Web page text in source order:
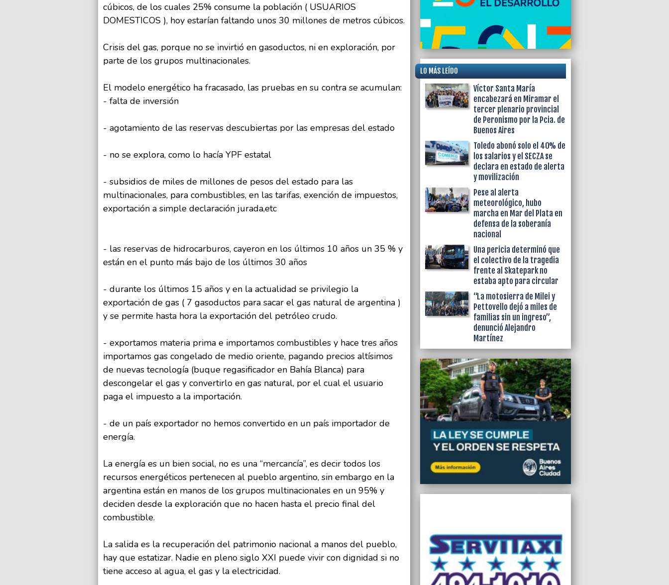
cúbicos, de los cuales 25% consume la población ( USUARIOS
DOMESTICOS ), hoy estarían faltando unos 30 millones de metros cúbicos.
Crisis del gas, porque no se invirtió en gasoductos, ni en exploración, por
parte de los grupos multinacionales.
El modelo energético ha fracasado, las pruebas en su contra se acumulan:
- falta de inversión
- agotamiento de las reservas descubiertas por las empresas del estado
- no se explora, como lo hacía YPF estatal
- subsidios de miles de millones de pesos del estado para las
multinacionales, para combustibles, en las tarifas, exención de impuestos,
exportación a simple declaración jurada,etc
- las reservas de hidrocarburos, cayeron en los últimos 10 años un 35 % y
están en el punto más bajo de los últimos 30 años
- durante los últimos 15 años y en la actualidad se privilegio la
exportación de gas ( 7 gasoductos para sacar el gas natural de argentina )
y se permite hasta hora la exportación del petróleo crudo.
- exportamos materia prima e importamos combustibles y hace tres años
importamos gas congelado de medio oriente, pagando precios altísimos
de nuevas tecnología (buque regasificador en Bahía Blanca) para
descongelar el gas y convertirlo en gas natural, por el cual el usuario
paga el impuesto a la importación.
- de un país exportador no hemos convertido en un país importador de
energía.
La energía es un bien social, no es una “mercancía”, es decir todos los
recursos energéticos pertenecen al pueblo argentino, sin embargo en la
argentina están en manos de los grupos multinacionales en un 95% y
deciden desde la exploración que no hacen hasta el precio final del
combustible.
La salida es la recuperación del patrimonio nacional a manos del pueblo,
hay que estatizar. Nadie en pleno siglo XXI puede vivir con dignidad si no
tiene acceso al agua, el gas y la electricidad.
LO MÁS LEÍDO
Víctor Santa María
encabezará en Miramar el
tercer plenario provincial
de Peronismo por la Pcia. de
Buenos Aires
Toledo abonó solo el 40% de
los salarios y el SECZA se
declara en estado de alerta
y movilización
Pese al alerta
meteorológico, hubo
marcha en Mar del Plata en
defensa de la soberanía
nacional
Una pericia determinó que
el colectivo de la tragedia
frente al Skatepark no
estaba apto para circular
“La motosierra de Milei y
Pettovello dejó a miles de
familias sin un ingreso”,
denunció Alejandro
Martínez